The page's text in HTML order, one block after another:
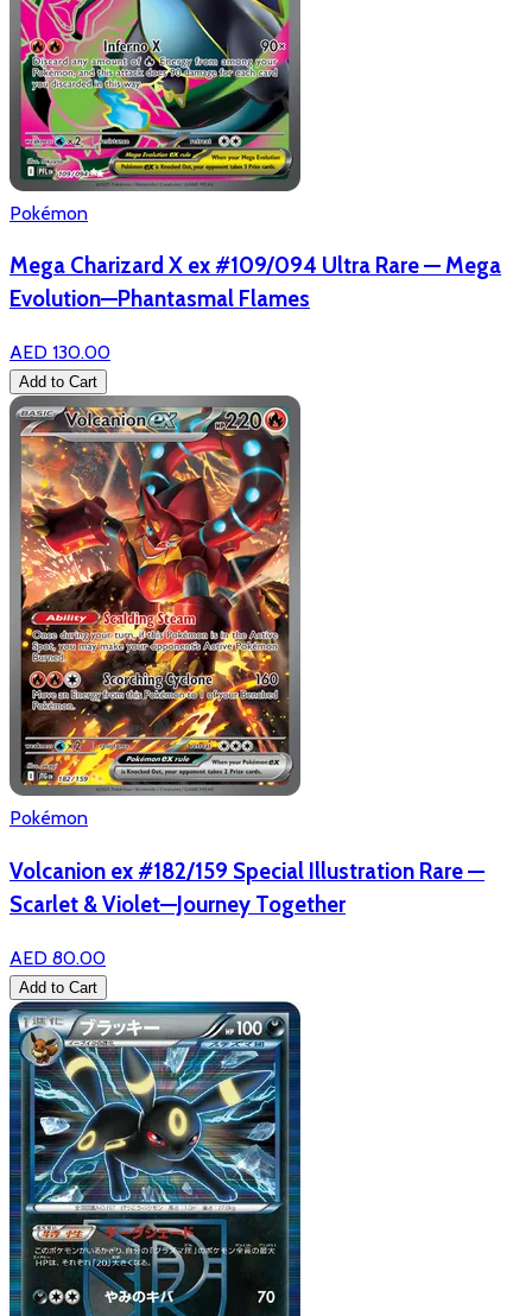
Pokémon
Mega Charizard X ex #109/094 Ultra Rare — Mega
Evolution—Phantasmal Flames
AED 130.00
Add to Cart
Pokémon
Volcanion ex #182/159 Special Illustration Rare —
Scarlet & Violet—Journey Together
AED 80.00
Add to Cart